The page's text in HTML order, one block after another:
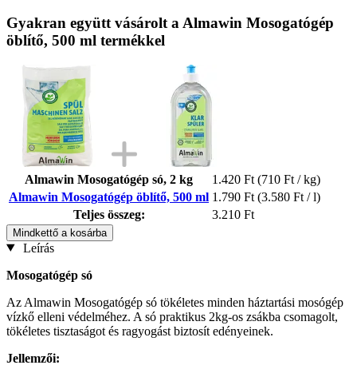
Gyakran együtt vásárolt a Almawin Mosogatógép
öblítő, 500 ml termékkel
Almawin Mosogatógép só, 2 kg 1.420 Ft (710 Ft / kg)
Almawin Mosogatógép öblítő, 500 ml 1.790 Ft (3.580 Ft / l)
Teljes összeg:
3.210 Ft
Mindkettő a kosárba
Leírás
Mosogatógép só
Az Almawin Mosogatógép só tökéletes minden háztartási mosógép
vízkő elleni védelméhez. A só praktikus 2kg-os zsákba csomagolt,
tökéletes tisztaságot és ragyogást biztosít edényeinek.
Jellemzői: